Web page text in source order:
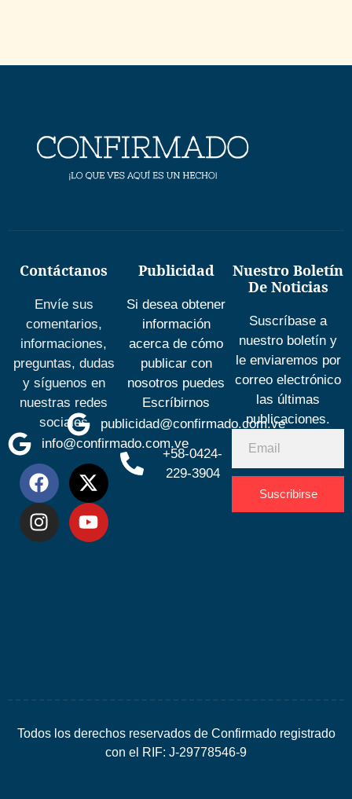
Contáctanos
Envíe sus
comentarios,
informaciones,
preguntas, dudas
y síguenos en
nuestras redes
sociales
info@confirmado.com.ve
Publicidad
Si desea obtener
información
acerca de cómo
publicar con
nosotros puedes
Escríbirnos
publicidad@confirmado.com.ve
+58-0424-
229-3904
Nuestro Boletín
De Noticias
Suscríbase a
nuestro boletín y
le enviaremos por
correo electrónico
las últimas
publicaciones.
Suscribirse
Todos los derechos reservados de Confirmado registrado
con el RIF: J-29778546-9